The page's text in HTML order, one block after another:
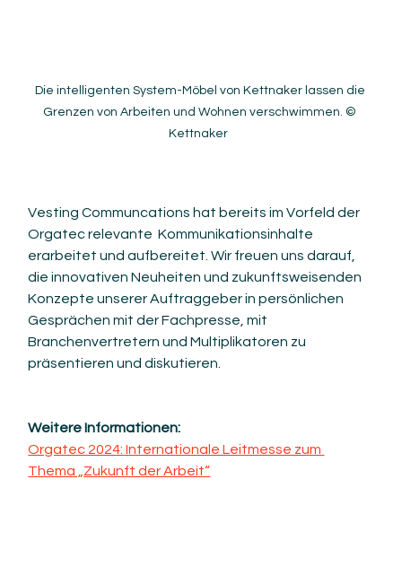
Die intelligenten System-Möbel von Kettnaker lassen die
Grenzen von Arbeiten und Wohnen verschwimmen. ©
Kettnaker
Vesting Communcations hat bereits im Vorfeld der
Orgatec relevante  Kommunikationsinhalte
erarbeitet und aufbereitet. Wir freuen uns darauf,
die innovativen Neuheiten und zukunftsweisenden
Konzepte unserer Auftraggeber in persönlichen
Gesprächen mit der Fachpresse, mit
Branchenvertretern und Multiplikatoren zu
präsentieren und diskutieren.
Weitere Informationen:
Orgatec 2024: Internationale Leitmesse zum
Thema „Zukunft der Arbeit“